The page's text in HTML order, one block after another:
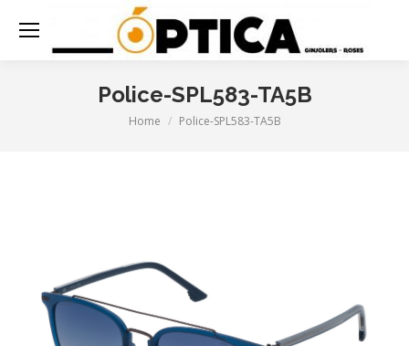
Police-SPL583-TA5B
You are here:
Home Police-SPL583-TA5B